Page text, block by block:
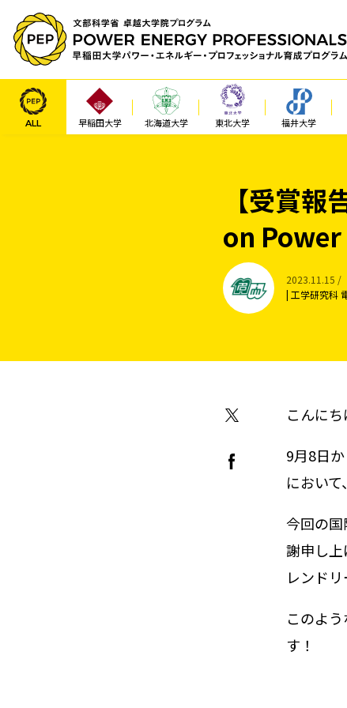
ALL 早稲田大学 北海道大学 東北大学 福井大学
【受賞
on
2023.11.15 /
| 工学研究科
こんに
9月8日
におい
今回の
謝申し
レンド
このよ
す！